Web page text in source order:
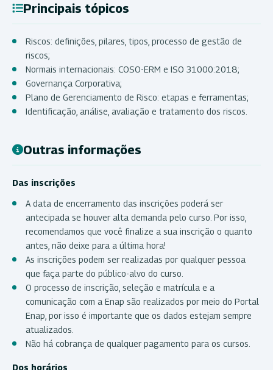
Principais tópicos
Riscos: definições, pilares, tipos, processo de gestão de
riscos;
Normais internacionais: COSO-ERM e ISO 31000:2018;
Governança Corporativa;
Plano de Gerenciamento de Risco: etapas e ferramentas;
Identificação, análise, avaliação e tratamento dos riscos.
Outras informações
Das inscrições
A data de encerramento das inscrições poderá ser
antecipada se houver alta demanda pelo curso. Por isso,
recomendamos que você finalize a sua inscrição o quanto
antes, não deixe para a última hora!
As inscrições podem ser realizadas por qualquer pessoa
que faça parte do público-alvo do curso.
O processo de inscrição, seleção e matrícula e a
comunicação com a Enap são realizados por meio do Portal
Enap, por isso é importante que os dados estejam sempre
atualizados.
Não há cobrança de qualquer pagamento para os cursos.
Dos horários